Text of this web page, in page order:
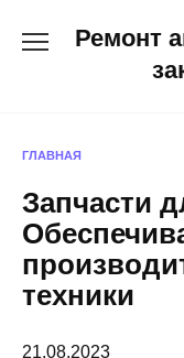
Ремонт
ГЛАВНАЯ
Запчасти
техники
21.08.2023